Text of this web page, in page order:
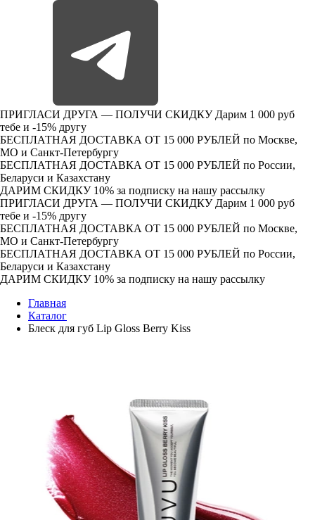
ПРИГЛАСИ ДРУГА — ПОЛУЧИ СКИДКУ Дарим 1 000 руб
тебе и -15% другу
БЕСПЛАТНАЯ ДОСТАВКА ОТ 15 000 РУБЛЕЙ по Москве,
МО и Санкт-Петербургу
БЕСПЛАТНАЯ ДОСТАВКА ОТ 15 000 РУБЛЕЙ по России,
Беларуси и Казахстану
ДАРИМ СКИДКУ 10% за подписку на нашу рассылку
ПРИГЛАСИ ДРУГА — ПОЛУЧИ СКИДКУ Дарим 1 000 руб
тебе и -15% другу
БЕСПЛАТНАЯ ДОСТАВКА ОТ 15 000 РУБЛЕЙ по Москве,
МО и Санкт-Петербургу
БЕСПЛАТНАЯ ДОСТАВКА ОТ 15 000 РУБЛЕЙ по России,
Беларуси и Казахстану
ДАРИМ СКИДКУ 10% за подписку на нашу рассылку
Главная
Каталог
Блеск для губ Lip Gloss Berry Kiss